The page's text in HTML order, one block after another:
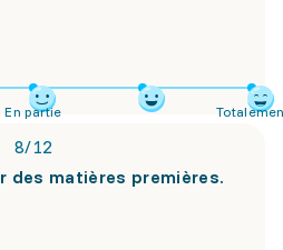
En partie
8/12
des matières premières.